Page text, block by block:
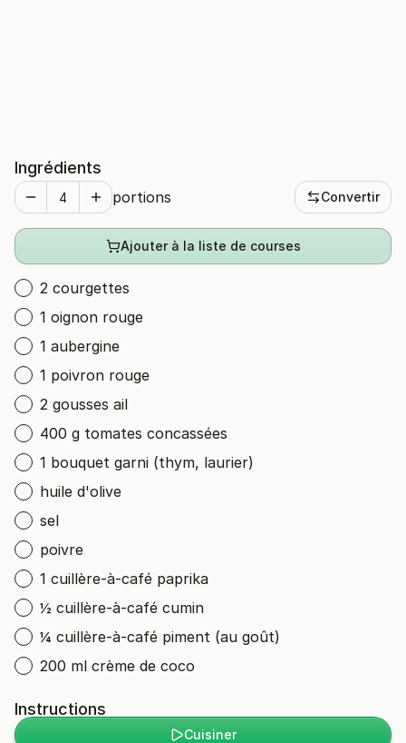
Ingrédients
portions Convertir
Ajouter à la liste de courses
2 courgettes
1 oignon rouge
1 aubergine
1 poivron rouge
2 gousses ail
400 g tomates concassées
1 bouquet garni (thym, laurier)
huile d'olive
sel
poivre
1 cuillère-à-café paprika
½ cuillère-à-café cumin
¼ cuillère-à-café piment (au goût)
200 ml crème de coco
Instructions
Cuisiner